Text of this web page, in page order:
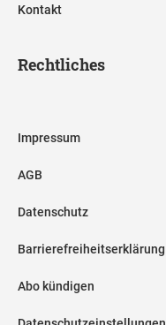
Kontakt
Rechtliches
Impressum
AGB
Datenschutz
Barrierefreiheitserklärung
Abo kündigen